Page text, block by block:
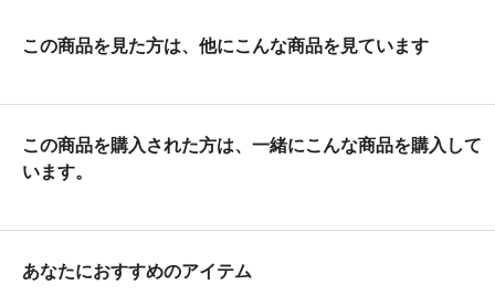
この商品を見た方は、他にこんな商品を見ています
この商品を購入された方は、一緒にこんな商品を購入して
います。
あなたにおすすめのアイテム